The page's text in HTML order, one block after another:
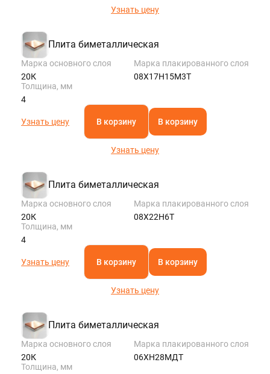
Узнать цену
Плита биметаллическая
Марка основного слоя
20К
Марка плакированного слоя
08Х17Н15М3Т
Толщина, мм
4
Узнать цену В корзину В корзину
Узнать цену
Плита биметаллическая
Марка основного слоя
20К
Марка плакированного слоя
08Х22Н6Т
Толщина, мм
4
Узнать цену В корзину В корзину
Узнать цену
Плита биметаллическая
Марка основного слоя
20К
Марка плакированного слоя
06ХН28МДТ
Толщина, мм